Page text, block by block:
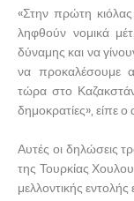
«Στην πρώτη
ληφθούν νομικά
δύναμης και να
να προκαλέσουμε
τώρα στο
δημοκρατίες», είπε
Αυτές οι δηλώσεις
της Τουρκίας
μελλοντικής